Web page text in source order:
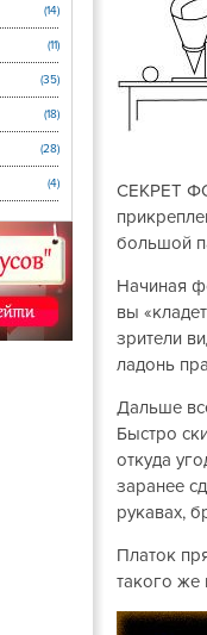
(14)
(11)
(35)
(18)
(28)
(4) СЕКРЕТ
большой
Начиная
вы
зрители
ладонь
Дальше
Быстро
откуда
заранее
рукавах,
Платок
такого же